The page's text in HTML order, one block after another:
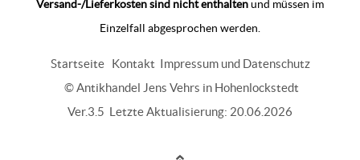
Versand-/Lieferkosten sind nicht enthalten und müssen im
Einzelfall abgesprochen werden.
Startseite Kontakt Impressum und Datenschutz
© Antikhandel Jens Vehrs in Hohenlockstedt
Ver.3.5 Letzte Aktualisierung: 20.06.2026